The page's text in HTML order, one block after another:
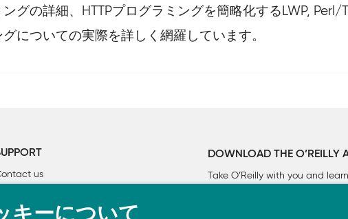
グの詳細、HTTPプログラミングを簡略化するLWP,
についての実際を詳しく網羅しています。
us
籍注文
DOWNLOAD THE O’REILLY
Take O’Reilly with you and
キーについて